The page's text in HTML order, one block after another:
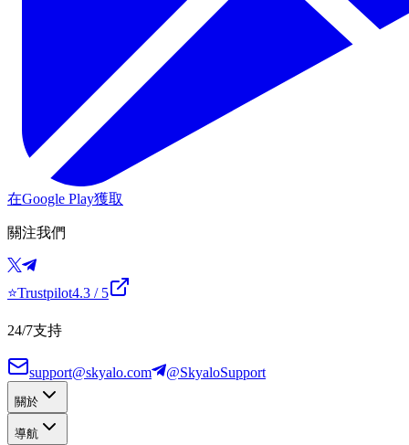
在Google Play獲取
關注我們
⭐Trustpilot4.3 / 5
24/7支持
support@skyalo.com @SkyaloSupport
關於
導航